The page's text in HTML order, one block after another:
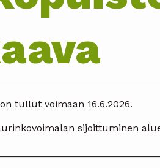
tullut voimaan 16.6.2026.
sijoittuminen